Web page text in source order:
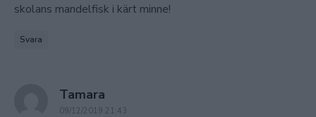
skolans mandelfisk i kärt minne!
Svara
Tamara
09/12/2019 21:43